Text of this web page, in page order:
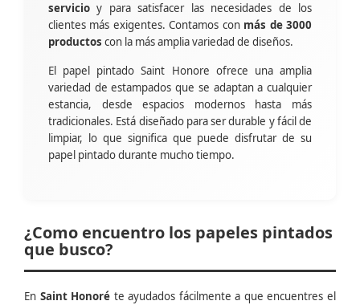
servicio y para satisfacer las necesidades de los
clientes más exigentes. Contamos con más de 3000
productos con la más amplia variedad de diseños.
El papel pintado Saint Honore ofrece una amplia
variedad de estampados que se adaptan a cualquier
estancia, desde espacios modernos hasta más
tradicionales. Está diseñado para ser durable y fácil de
limpiar, lo que significa que puede disfrutar de su
papel pintado durante mucho tiempo.
¿Como encuentro los papeles pintados
que busco?
En Saint Honoré te ayudados fácilmente a que encuentres el